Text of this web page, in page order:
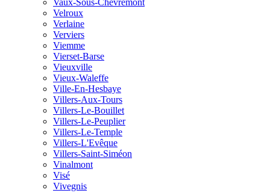
Velroux
Verlaine
Verviers
Viemme
Vierset-Barse
Vieuxville
Vieux-Waleffe
Ville-En-Hesbaye
Villers-Aux-Tours
Villers-Le-Bouillet
Villers-Le-Peuplier
Villers-Le-Temple
Villers-L'Evêque
Villers-Saint-Siméon
Vinalmont
Visé
Vivegnis